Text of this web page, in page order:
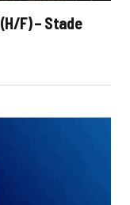
F) – Stade